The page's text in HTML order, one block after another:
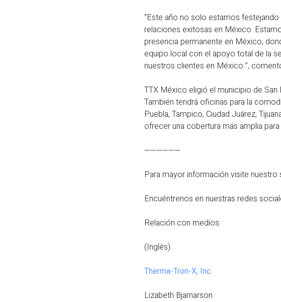
“Este año no solo estamos
relaciones exitosas en México.
presencia permanente en México,
equipo local con el apoyo total de la
nuestros clientes en México ”,
TTX México eligió el municipio de
También tendrá oficinas para la
Puebla, Tampico, Ciudad Juárez,
ofrecer una cobertura más amplia
——————
Para mayor información visite nuestro
Encuéntrenos en nuestras redes
Relación con medios:
(Inglés)
Therma-Tron-X, Inc.
Lizabeth Bjarnarson